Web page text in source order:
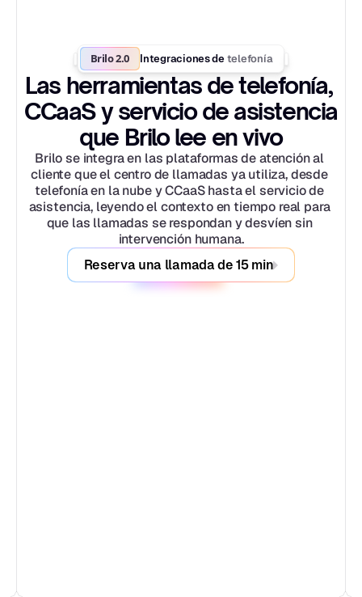
Brilo 2.0 Integraciones de telefonía
Las herramientas de telefonía,
CCaaS y servicio de asistencia
que Brilo lee en vivo
Brilo se integra en las plataformas de atención al
cliente que el centro de llamadas ya utiliza, desde
telefonía en la nube y CCaaS hasta el servicio de
asistencia, leyendo el contexto en tiempo real para
que las llamadas se respondan y desvíen sin
intervención humana.
Reserva una llamada de 15 min